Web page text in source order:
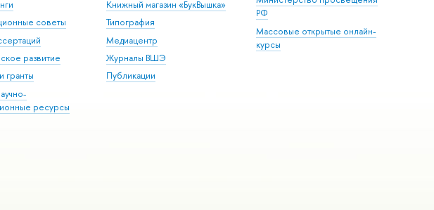
советы
развитие
гранты
ресурсы
Книжный магазин «БукВышка»
Типография
Медиацентр
Журналы ВШЭ
Публикации
РФ
Массовые открытые онлайн-
курсы